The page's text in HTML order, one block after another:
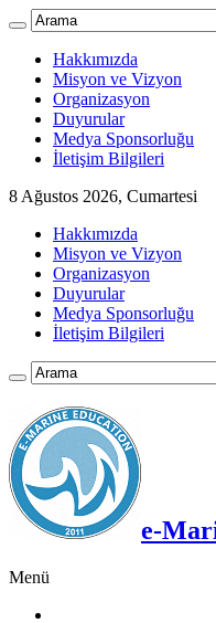
Hakkımızda
Misyon ve Vizyon
Organizasyon
Duyurular
Medya Sponsorluğu
İletişim Bilgileri
8 Ağustos 2026, Cumartesi
Hakkımızda
Misyon ve Vizyon
Organizasyon
Duyurular
Medya Sponsorluğu
İletişim Bilgileri
e-
Menü